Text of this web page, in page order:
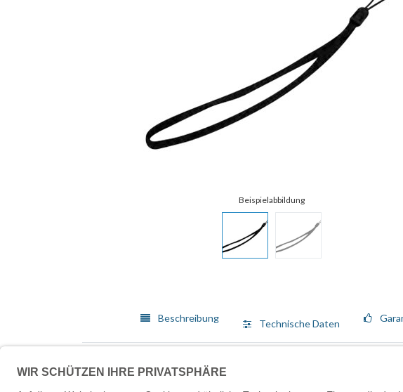
Beschreibung Technische Daten